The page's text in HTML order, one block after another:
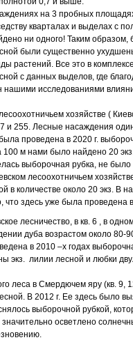
на 3 пробных
кварталах и выделах с
ни одного! Таким
были существенно
растений. Все это в
с данных выделов, где
исследованиями
хозяйстве (
и 255. Лесные насаждения
проведена в 2020 г.
м нами было найдено 20
выборочная рубка, не
лесоохотничьем
в количестве около 20 экз. В
что здесь уже была
лесничество, в кв. 6 , в
дуба возрастом около
в 2010 –х годах
экз. лилии лесной и любки
леса в Смердючем яру (кв.
В 2012 г. Ее здесь было
выборочной рубкой,
осветлено